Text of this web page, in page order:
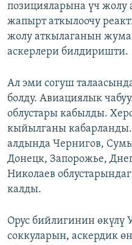
позицияларына үч жолу
жапырт аткылоочу
жолу аткылаганын
аскерлери билдиришти.
Ал эми согуш
болду. Авиациялык
облустары кабылды.
кыйылганы
алдында Чернигов,
Донецк, Запорожье,
Николаев
калды.
Орус бийлигинин өкүлү
соккуларын, аскердик